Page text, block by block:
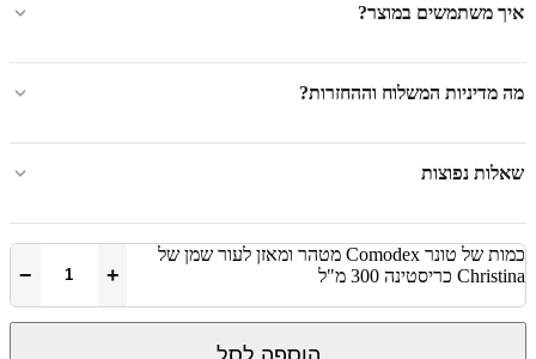
איך משתמשים במוצר?
מה מדיניות המשלוח וההחזרות?
שאלות נפוצות
כמות של טונר Comodex מטהר ומאזן לעור שמן של
Christina כריסטינה 300 מ"ל
+
−